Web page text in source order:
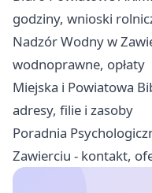
godziny, wnioski
Nadzór Wodny w
wodnoprawne, opłaty
Miejska i Powiatowa
adresy, filie i zasoby
Poradnia
Zawierciu - kontakt,